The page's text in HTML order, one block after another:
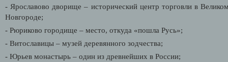
- Ярославово дворище – исторический центр торговли в
Новгороде;
- Рюриково городище – место, откуда «пошла Русь»;
- Витославицы – музей деревянного зодчества;
- Юрьев монастырь – один из древнейших в России;